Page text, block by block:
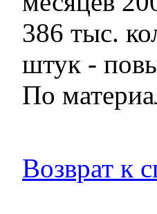
386 тыс.
штук -
По
Возврат к